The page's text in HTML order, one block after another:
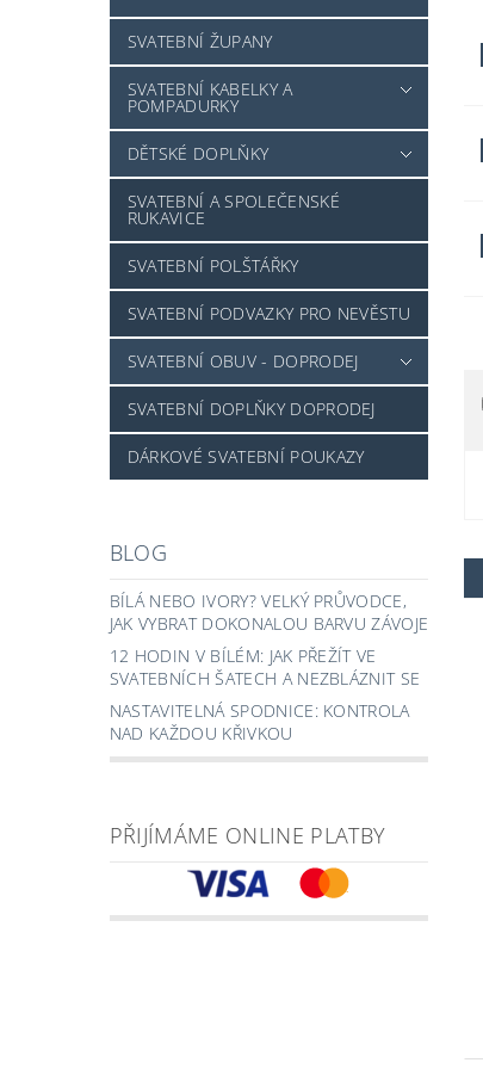
SVATEBNÍ ŽUPANY
SVATEBNÍ KABELKY A
POMPADURKY
DĚTSKÉ DOPLŇKY
SVATEBNÍ A SPOLEČENSKÉ
RUKAVICE
SVATEBNÍ POLŠTÁŘKY
SVATEBNÍ PODVAZKY PRO NEVĚSTU
SVATEBNÍ OBUV - DOPRODEJ
SVATEBNÍ DOPLŇKY DOPRODEJ
DÁRKOVÉ SVATEBNÍ POUKAZY
BLOG
BÍLÁ NEBO IVORY? VELKÝ PRŮVODCE,
JAK VYBRAT DOKONALOU BARVU ZÁVOJE
12 HODIN V BÍLÉM: JAK PŘEŽÍT VE
SVATEBNÍCH ŠATECH A NEZBLÁZNIT SE
NASTAVITELNÁ SPODNICE: KONTROLA
NAD KAŽDOU KŘIVKOU
PŘIJÍMÁME ONLINE PLATBY